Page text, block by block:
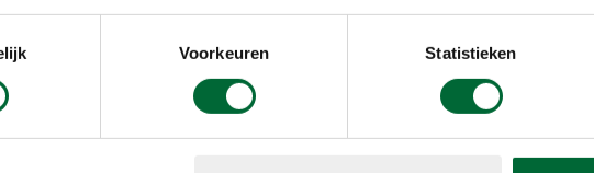
Voorkeuren Statistieken
Korting
Onverhard
Rust